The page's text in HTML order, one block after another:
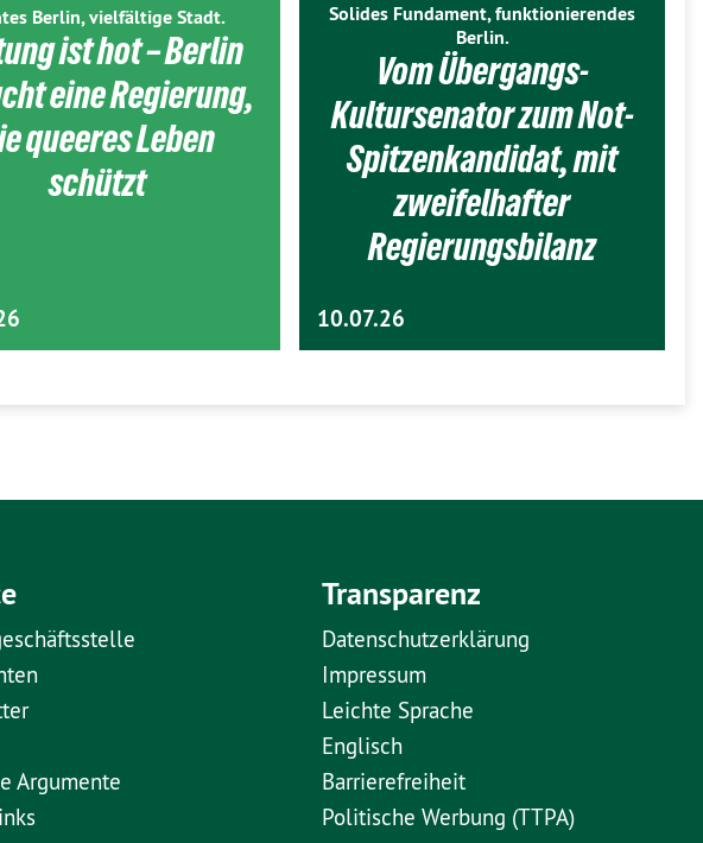
Berlin, vielfältige Stadt.
ist hot – Berlin
eine Regierung,
queeres Leben
schützt
Solides Fundament, funktionierendes
Berlin.
Vom Übergangs-
Kultursenator zum Not-
Spitzenkandidat, mit
zweifelhafter
Regierungsbilanz
10.07.26
Argumente
Transparenz
Datenschutzerklärung
Impressum
Leichte Sprache
Englisch
Barrierefreiheit
Politische Werbung (TTPA)